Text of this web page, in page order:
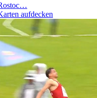
aufdecken